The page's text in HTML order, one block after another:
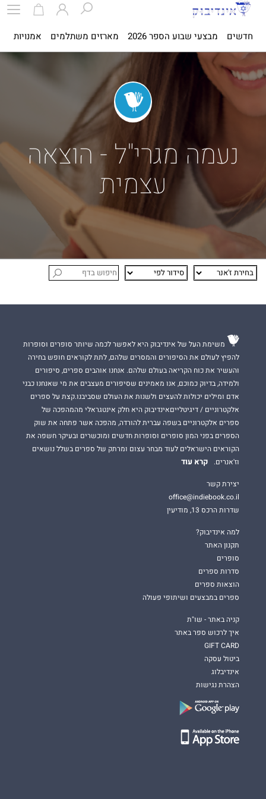
חדשים מבצעי שבוע הספר 2026 מארזים משתלמים אמנויות
נעמה מגרי"ל - הוצאה
עצמית
משימת העל של אינדיבוק היא לאפשר לכמה שיותר סופרים וסופרות
להפיץ לעולם את הסיפורים והמסרים שלהם, לתת לקוראים חופש בחירה
והעשיר את כוח הקריאה בעולם שלהם. אנחנו אוהבים ספרים, סיפורים
ולמידה, בדיוק כמוכם, אנו מאמינים שסיפורים מעצבים את מי שאנחנו כבני
אדם ומילים יכולות להעצים ולשנות את העולם שסביבנו.קצת על ספרים
אלקטרוניים / דיגיטלייםאינדיבוק היא חלק אינטגראלי מהמהפכה של
ספרים אלקטרוניים בשפה עברית להורדה, מהפכה אשר פתחה את שוק
הספרים בפני המון סופרים וסופרות חדשים ומוכשרים ובעיקר חשפה את
הקוראים הישראלים לעוד מבחר עצום ומרתק של ספרים בשלל נושאים
וז'אנרים.
קרא עוד
יצירת קשר
office@indiebook.co.il
שדרות הרכס 13, מודיעין
למה אינדיבוק?
תקנון האתר
סופרים
סדרות ספרים
הוצאות ספרים
ספרים במבצעים ושיתופי פעולה
קניה באתר - שו"ת
איך לרכוש ספר באתר
GIFT CARD
ביטול עסקה
אינדיבלוג
הצהרת נגישות